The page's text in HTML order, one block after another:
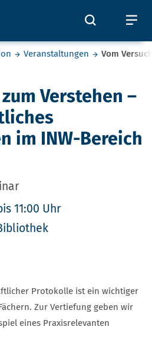
Öffnet
Veranstaltungen Vom
Verstehen –
im INW-Bereich
11:00 Uhr
Protokolle ist ein wichtiger
Zur Vertiefung geben wir
eines Praxisrelevanten